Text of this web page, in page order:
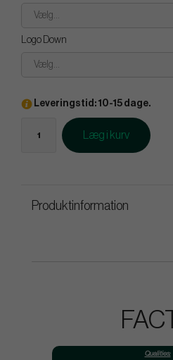
Vælg...
Logo Down
Vælg...
Leveringstid: 10-15 dage.
Læg i kurv
Produktinformation
Qualities: